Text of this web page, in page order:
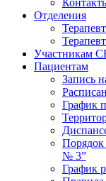
Отделения
Участникам
Пациентам
Запись
График
№ 3”
График